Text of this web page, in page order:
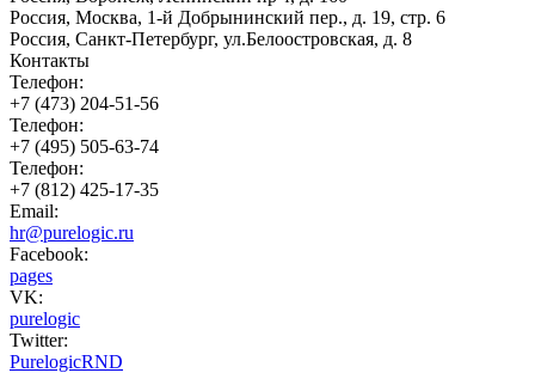
Россия, Москва, 1-й Добрынинский пер., д. 19, стр. 6
Россия, Санкт-Петербург, ул.Белоостровская, д. 8
Контакты
Телефон:
+7 (473) 204-51-56
Телефон:
+7 (495) 505-63-74
Телефон:
+7 (812) 425-17-35
Email:
hr@purelogic.ru
Facebook:
pages
VK:
purelogic
Twitter:
PurelogicRND